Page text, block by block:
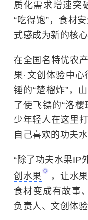
质化需求增速突
“吃得饱”，食材
式感成为新的核心
在全国名特优农
果·文创体验中
锤的“楚榴炸”，
了使飞镖的“洛
少年轻人在这里
自己喜欢的功夫水
“除了功夫水果IP
创水果
，让水
食材变成有故事
负责人、文创体